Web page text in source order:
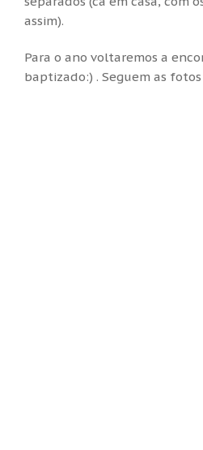
assim).
Para o ano voltaremos a
baptizado:) . Seguem as